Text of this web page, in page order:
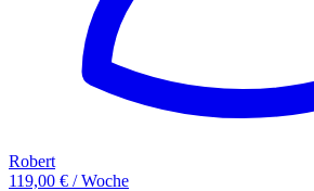
Robert
119,00 € / Woche